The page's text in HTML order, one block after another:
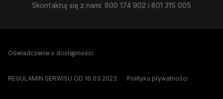
Skontaktuj się z nami: 800 174 902 i 801 315 005
Oświadczenie o dostępności
REGULAMIN SERWISU OD 16.03.2023 Polityka prywatności